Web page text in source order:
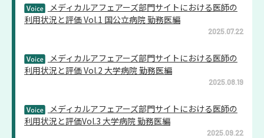
メディカルアフェアーズ部門サイトにおける医師の
利用状況と評価 Vol.1 国公立病院 勤務医編
2025.07.22
メディカルアフェアーズ部門サイトにおける医師の
利用状況と評価 Vol.2 大学病院 勤務医編
2025.08.19
メディカルアフェアーズ部門サイトにおける医師の
利用状況と評価Vol.3 大学病院 勤務医編
2025.09.22